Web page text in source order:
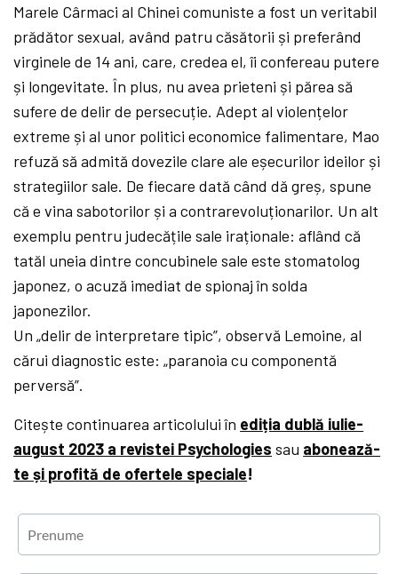
Marele Cârmaci al Chinei comuniste a fost un veritabil
prădător sexual, având patru căsătorii și preferând
virginele de 14 ani, care, credea el, îi confereau putere
și longevitate. În plus, nu avea prieteni și părea să
sufere de delir de persecuție. Adept al violențelor
extreme și al unor politici economice falimentare, Mao
refuză să admită dovezile clare ale eșecurilor ideilor și
strategiilor sale. De fiecare dată când dă greș, spune
că e vina sabotorilor și a contrarevoluționarilor. Un alt
exemplu pentru judecățile sale iraționale: aflând că
tatăl uneia dintre concubinele sale este stomatolog
japonez, o acuză imediat de spionaj în solda
japonezilor.
Un „delir de interpretare tipic”, observă Lemoine, al
cărui diagnostic este: „paranoia cu componentă
perversă”.
Citește continuarea articolului în ediția dublă iulie-
august 2023 a revistei Psychologies sau abonează-
te și profită de ofertele speciale!